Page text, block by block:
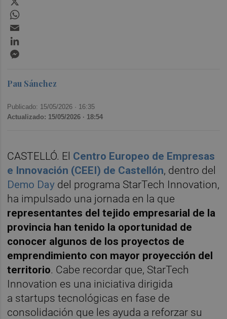
Pau Sánchez
Publicado: 15/05/2026 · 16:35
Actualizado: 15/05/2026 · 18:54
CASTELLÓ. El Centro Europeo de Empresas
e Innovación (CEEI) de Castellón, dentro del
Demo Day del programa StarTech Innovation,
ha impulsado una jornada en la que
representantes del tejido empresarial de la
provincia han tenido la oportunidad de
conocer algunos de los proyectos de
emprendimiento con mayor proyección del
territorio. Cabe recordar que, StarTech
Innovation es una iniciativa dirigida
a startups tecnológicas en fase de
consolidación que les ayuda a reforzar su